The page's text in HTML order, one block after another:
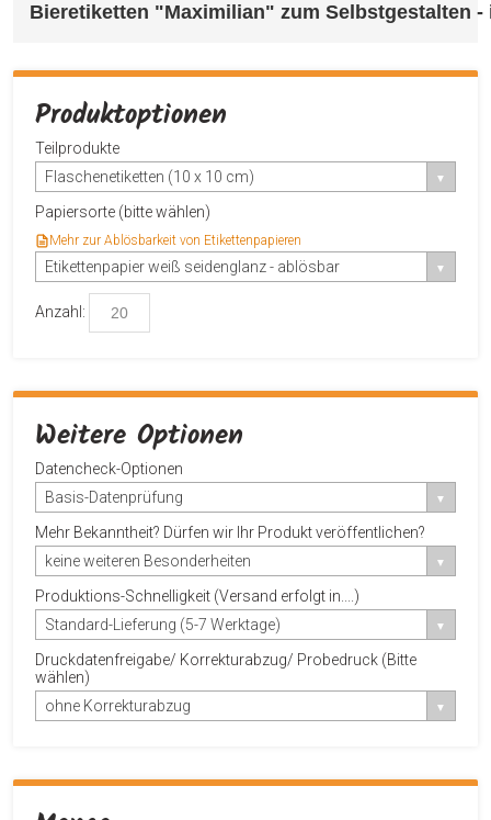
Bieretiketten "Maximilian" zum Selbstgestalten -
Produktoptionen
Teilprodukte
Flaschenetiketten (10 x 10 cm)
Papiersorte (bitte wählen)
Mehr zur Ablösbarkeit von Etikettenpapieren
Etikettenpapier weiß seidenglanz - ablösbar
Anzahl:
Weitere Optionen
Datencheck-Optionen
Basis-Datenprüfung
Mehr Bekanntheit? Dürfen wir Ihr Produkt veröffentlichen?
keine weiteren Besonderheiten
Produktions-Schnelligkeit (Versand erfolgt in....)
Standard-Lieferung (5-7 Werktage)
Druckdatenfreigabe/ Korrekturabzug/ Probedruck (Bitte
wählen)
ohne Korrekturabzug